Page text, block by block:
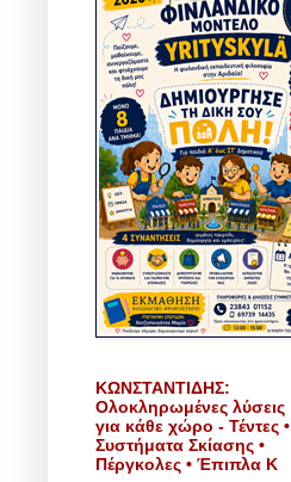
ΚΩΝΣΤΑΝΤΙΔΗΣ:
Ολοκληρωμένες λύσεις
για κάθε χώρο - Τέντες •
Συστήματα Σκίασης •
Πέργκολες • Έπιπλα Κ